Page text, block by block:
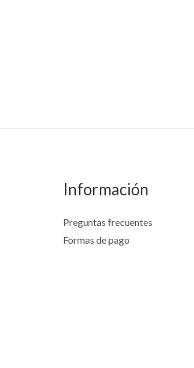
Información
Preguntas frecuentes
Formas de pago